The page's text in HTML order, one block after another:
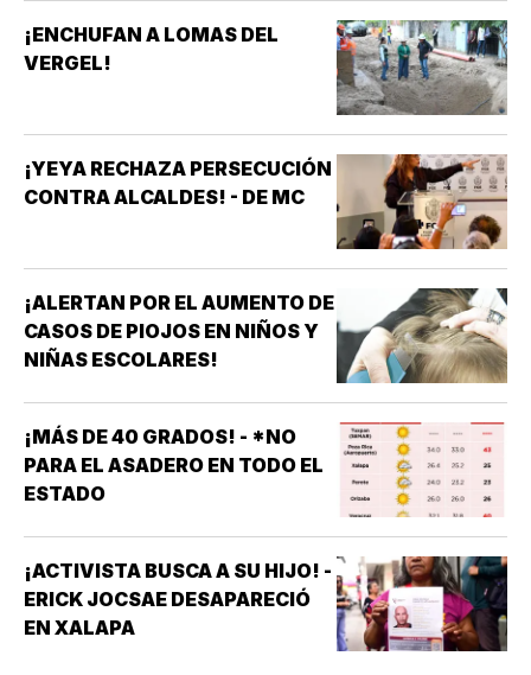
¡ENCHUFAN A LOMAS DEL
VERGEL!
¡YEYA RECHAZA PERSECUCIÓN
CONTRA ALCALDES! - DE MC
¡ALERTAN POR EL AUMENTO DE
CASOS DE PIOJOS EN NIÑOS Y
NIÑAS ESCOLARES!
¡MÁS DE 40 GRADOS! - *NO
PARA EL ASADERO EN TODO EL
ESTADO
¡ACTIVISTA BUSCA A SU HIJO! -
ERICK JOCSAE DESAPARECIÓ
EN XALAPA